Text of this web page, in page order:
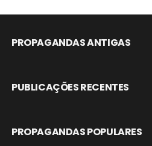
PROPAGANDAS ANTIGAS
PUBLICAÇÕES RECENTES
PROPAGANDAS POPULARES